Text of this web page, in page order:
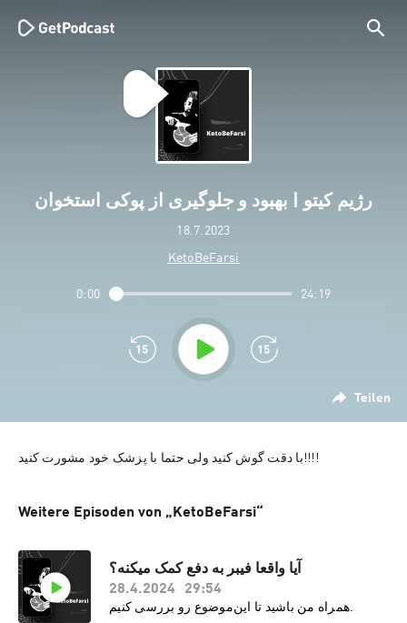
رژیم کیتو | بهبود و جلوگیری از پوکی استخوان
18.7.2023
KetoBeFarsi
Teilen
0:00 24:19
Weitere Episoden von „KetoBeFarsi“
آیا واقعا فیبر به دفع کمک میکنه؟
28.4.2024
29:54
همراه من باشید تا این‌موضوع رو بررسی کنیم.